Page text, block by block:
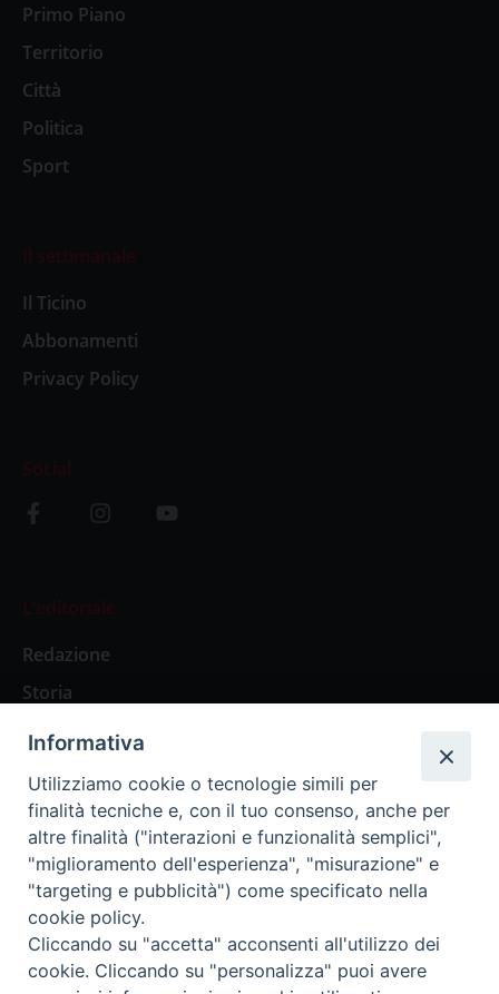
Primo Piano
Territorio
Città
Politica
Sport
Il settimanale
Il Ticino
Abbonamenti
Privacy Policy
Social
L’editoriale
Redazione
Storia
Abbonamenti
Abbonamento Annuale Digitale
Abbonamento Annuale Cartaceo
Abbonamento Singola Copia Digitale
Informativa
Utilizziamo cookie o tecnologie simili per
finalità tecniche e, con il tuo consenso, anche per
altre finalità ("interazioni e funzionalità semplici",
"miglioramento dell'esperienza", "misurazione" e
"targeting e pubblicità") come specificato nella
cookie policy.
Cliccando su "accetta" acconsenti all'utilizzo dei
cookie. Cliccando su "personalizza" puoi avere